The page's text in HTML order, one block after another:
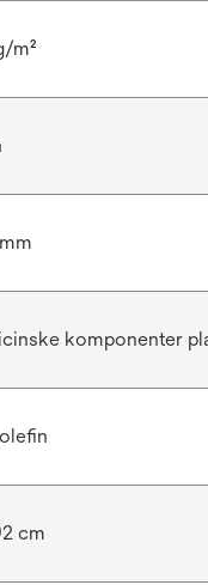
m²
komponenter
cm